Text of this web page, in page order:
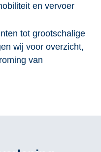
en vervoer
tot grootschalige
wij voor overzicht,
van